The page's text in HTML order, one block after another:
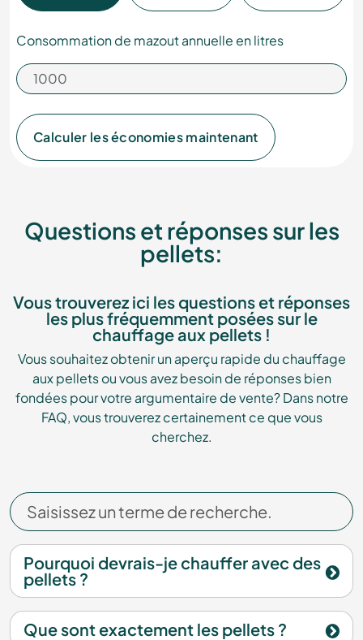
Consommation de mazout annuelle en litres
Calculer les économies maintenant
Questions et réponses sur les
pellets:
Vous trouverez ici les questions et réponses
les plus fréquemment posées sur le
chauffage aux pellets !
Vous souhaitez obtenir un aperçu rapide du chauffage
aux pellets ou vous avez besoin de réponses bien
fondées pour votre argumentaire de vente? Dans notre
FAQ, vous trouverez certainement ce que vous
cherchez.
Pourquoi devrais-je chauffer avec des
pellets ?
Que sont exactement les pellets ?